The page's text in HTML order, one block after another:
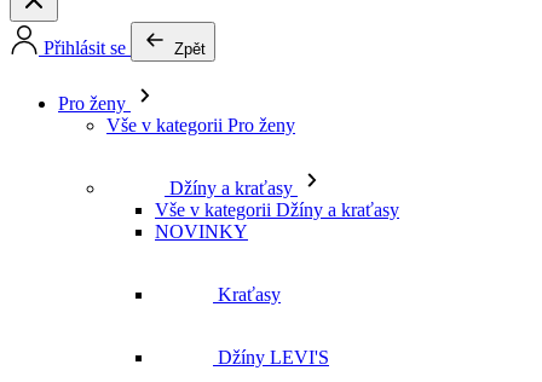
Přihlásit se Zpět
Pro ženy
Vše v kategorii Pro ženy
Džíny a kraťasy
Vše v kategorii Džíny a kraťasy
NOVINKY
Kraťasy
Džíny LEVI'S